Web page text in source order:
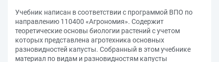
Учебник написан в соответствии с программой ВПО по
направлению 110400 «Агрономия». Содержит
теоретические основы биологии растений с учетом
которых представлена агротехника основных
разновидностей капусты. Собранный в этом учебнике
материал по видам и разновидностям капусты